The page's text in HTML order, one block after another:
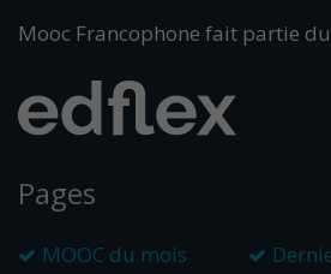
Mooc Francophone fait partie
Pages
MOOC du mois